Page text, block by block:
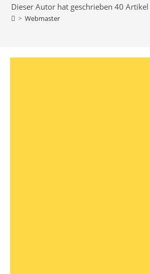
Dieser Autor hat geschrieben 40 Artikel
> Webmaster